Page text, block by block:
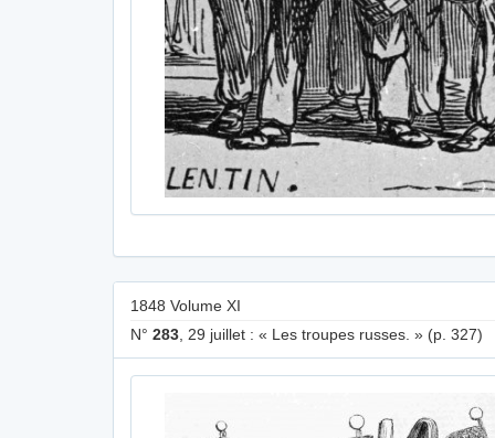
1848 Volume XI
N° 283 , 29 juillet : « Les troupes russes. » (p. 327)